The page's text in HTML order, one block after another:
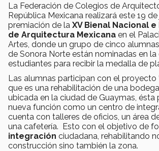
La Federación de Colegios de
República Mexicana realizará este 19 de
premiación de la XV Bienal Nacional
de Arquitectura Mexicana en el
Artes, donde un grupo de cinco
de Sonora Norte están nominadas en
estudiantes para recibir la medalla de
Las alumnas participan con el proyecto
que es una rehabilitación de una
ubicada en la ciudad de Guaymas, ésta
nueva función como un centro de
cuenta con talleres de oficios, un área
una cafetería. Esto con el objetivo de
integración ciudadana, rehabilitando
construcción sino también la zona.